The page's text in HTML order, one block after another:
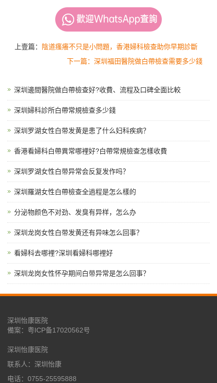
上壹篇： 陰道瘙癢不只是小問題，香港婦科檢查助你早期診斷
下一篇：深圳福田醫院做白帶檢查需要多少錢
深圳邊間醫院做白帶檢查好?收費、流程及口碑全面比較
深圳婦科診所白帶常規檢查多少錢
深圳罗湖女性白带发黄是患了什么妇科疾病？
香港看婦科白帶異常哪裡好?白帶常規檢查怎樣收費
深圳罗湖女性白带异常会反复发作吗？
深圳羅湖女性白帶檢查全過程是怎么樣的
分泌物颜色不对劲、发臭有异样，怎么办
深圳龙岗女性白带发黄还有异味怎么回事？
看婦科去哪裡?深圳看婦科哪裡好
深圳龙岗女性怀孕期间白带异常是怎么回事？
深圳怡康医院
備案： 粤ICP备17020562号
深圳怡康医院
联系人：深圳怡康
电话：0755-25595888